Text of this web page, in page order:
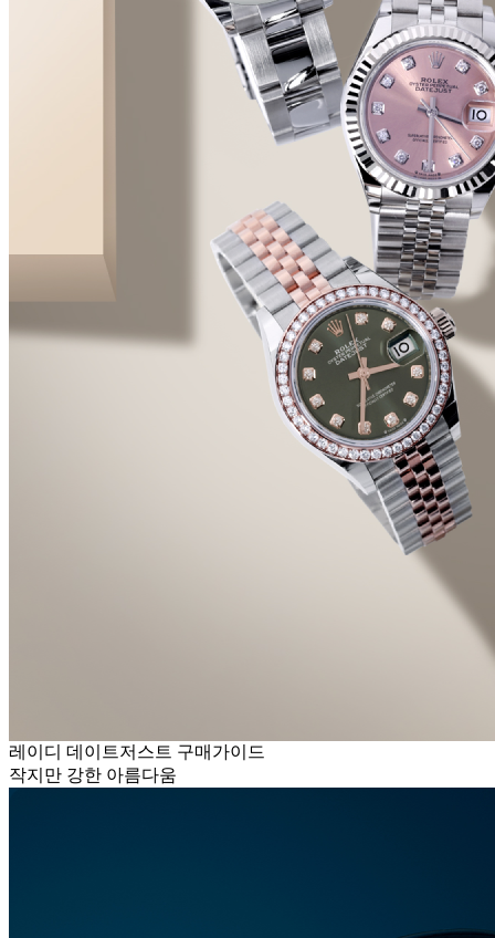
레이디 데이트저스트 구매가이드
작지만 강한 아름다움